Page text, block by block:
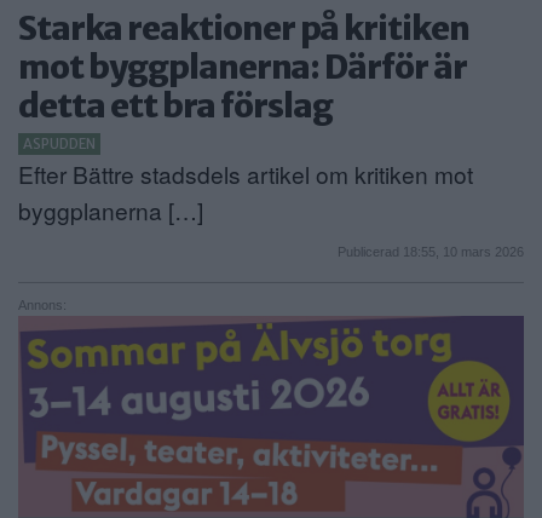
Starka reaktioner på kritiken
mot byggplanerna: Därför är
detta ett bra förslag
ASPUDDEN
Efter Bättre stadsdels artikel om kritiken mot
byggplanerna […]
Publicerad 18:55, 10 mars 2026
Annons: